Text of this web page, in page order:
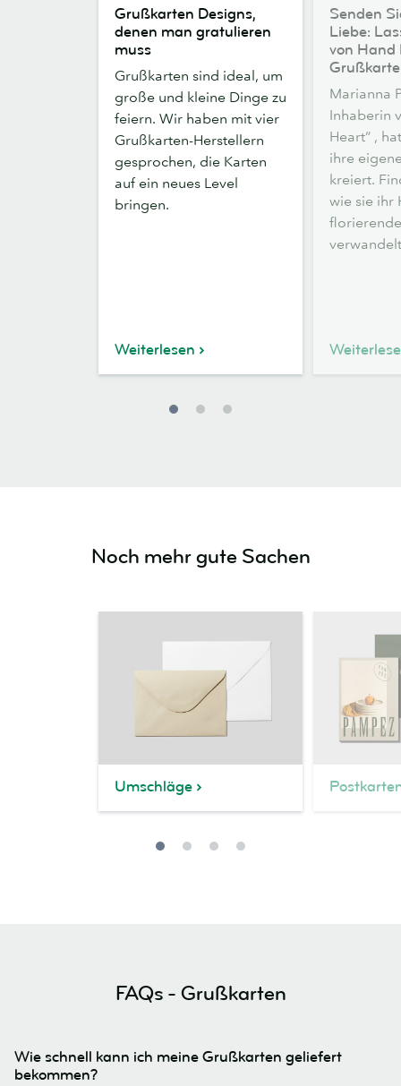
Designs,
denen
gratulieren
muss
Grußkarten Designs,
denen man gratulieren
muss
Grußkarten sind ideal, um
große und kleine Dinge zu
feiern. Wir haben mit vier
Grußkarten-Herstellern
gesprochen, die Karten
auf ein neues Level
bringen.
Weiterlesen
Sie
ein
wenig
Liebe:
Lassen
Sie
sich
von
Hand
Plus
Senden
Liebe:
von Hand
Marianna
Inhaberin
Heart“ ,
ihre
kreiert.
wie sie ihr
Noch mehr gute Sachen
Umschläge
FAQs - Grußkarten
Wie schnell kann ich meine Grußkarten geliefert
bekommen?